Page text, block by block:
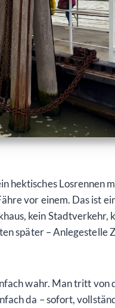
hektisches Losrennen
vor einem. Das ist
kein Stadtverkehr,
später –
wahr. Man tritt
da – sofort,